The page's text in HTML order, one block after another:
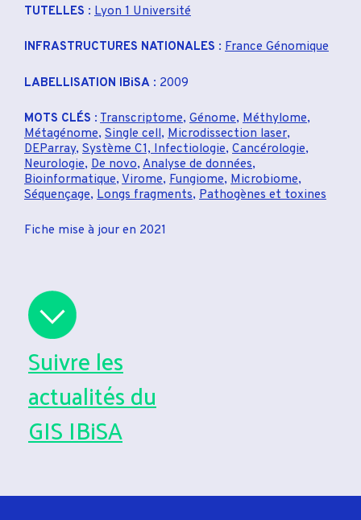
TUTELLES : Lyon 1 Université
INFRASTRUCTURES NATIONALES : France Génomique
LABELLISATION IBiSA : 2009
MOTS CLÉS : Transcriptome, Génome, Méthylome,
Métagénome, Single cell, Microdissection laser,
DEParray, Système C1, Infectiologie, Cancérologie,
Neurologie, De novo, Analyse de données,
Bioinformatique, Virome, Fungiome, Microbiome,
Séquençage, Longs fragments, Pathogènes et toxines
Fiche mise à jour en 2021
Suivre les
actualités du
GIS IBiSA